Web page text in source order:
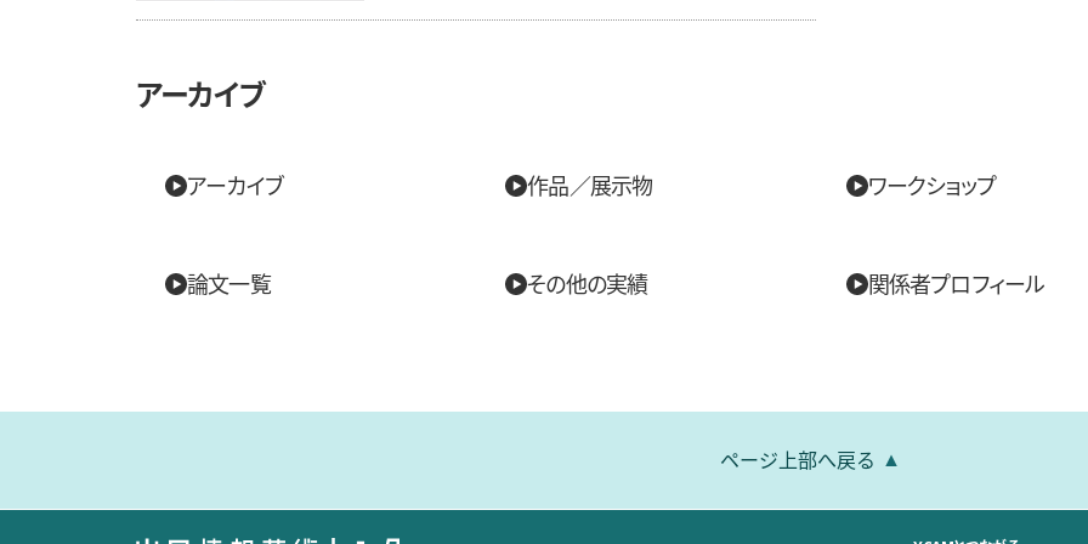
アーカイブ
アーカイブ 作品／展示物 ワークショップ
論文一覧 その他の実績 関係者プロフィール
ページ上部へ戻る